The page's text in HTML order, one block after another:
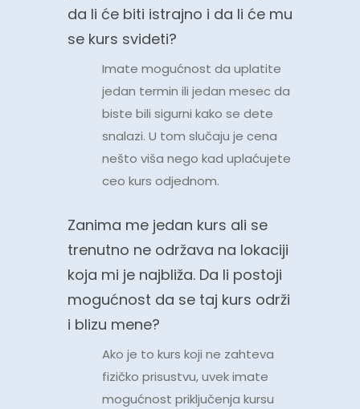
da li će biti istrajno i da li će mu
se kurs svideti?
Imate mogućnost da uplatite
jedan termin ili jedan mesec da
biste bili sigurni kako se dete
snalazi. U tom slučaju je cena
nešto viša nego kad uplaćujete
ceo kurs odjednom.
Zanima me jedan kurs ali se
trenutno ne održava na lokaciji
koja mi je najbliža. Da li postoji
mogućnost da se taj kurs održi
i blizu mene?
Ako je to kurs koji ne zahteva
fizičko prisustvu, uvek imate
mogućnost priključenja kursu